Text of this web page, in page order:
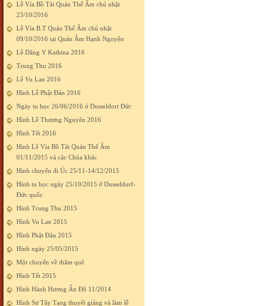
Lễ Vía Bồ Tát Quán Thế Âm chủ nhật
23/10/2016
Lễ Vía B.T Quán Thế Âm chủ nhật
09/10/2016 tại Quán Âm Hạnh Nguyện
Lễ Dâng Y Kathina 2016
Trung Thu 2016
Lễ Vu Lan 2016
Hình Lễ Phật Đản 2016
Ngày tu học 26/06/2016 ở Dusseldort Đức
Hình Lễ Thượng Nguyên 2016
Hình Tết 2016
Hình Lễ Vía Bồ Tát Quán Thế Âm
01/11/2015 và các Chùa khác
Hình chuyến đi Úc 25/11-14/12/2015
Hình tu học ngày 25/10/2015 ở Dusseldorf-
Đức quốc
Hình Trung Thu 2015
Hình Vu Lan 2015
Hình Phật Đản 2015
Hình ngày 25/05/2015
Một chuyến về thăm quê
Hình Tết 2015
Hình Hành Hương Ấn Độ 11/2014
Hình Sư Tây Tạng thuyết giảng và làm lễ